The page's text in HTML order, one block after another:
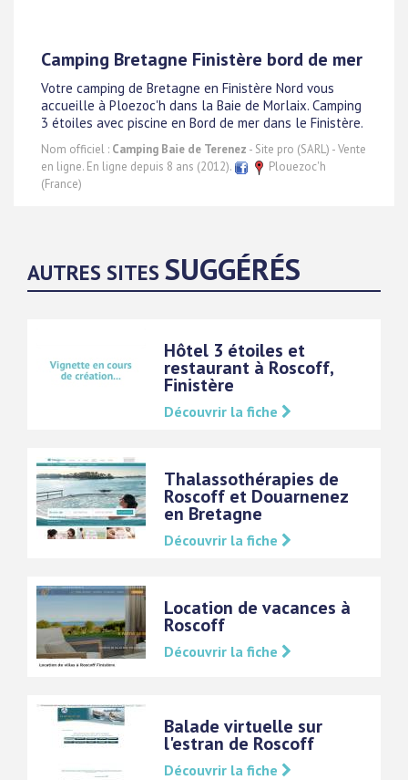
Camping Bretagne Finistère bord de mer
Votre camping de Bretagne en Finistère Nord vous
accueille à Ploezoc'h dans la Baie de Morlaix. Camping
3 étoiles avec piscine en Bord de mer dans le Finistère.
Nom officiel : Camping Baie de Terenez - Site pro (SARL) - Vente
en ligne. En ligne depuis 8 ans (2012).
Plouezoc'h
(France)
AUTRES SITES SUGGÉRÉS
Hôtel 3 étoiles et
restaurant à Roscoff,
Finistère
Découvrir la fiche
Thalassothérapies de
Roscoff et Douarnenez
en Bretagne
Découvrir la fiche
Location de vacances à
Roscoff
Découvrir la fiche
Balade virtuelle sur
l'estran de Roscoff
Découvrir la fiche